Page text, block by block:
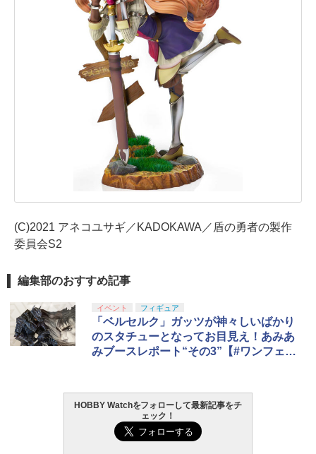
(C)2021 アネコユサギ／KADOKAWA／盾の勇者の製作
委員会S2
編集部のおすすめ記事
イベント フィギュア
「ベルセルク」ガッツが神々しいばかり
のスタチューとなってお目見え！あみあ
みブースレポート“その3”【#ワンフェ
HOBBY Watchをフォローして最新記事をチ
ェック！